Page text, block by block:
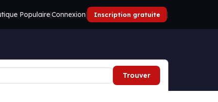
Populaire|Connexion| Inscription gratuite |
Trouver